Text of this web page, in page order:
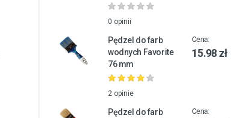
0 opinii
Pędzel do farb
wodnych Favorite
76 mm
2 opinie
Cena:
15.98 zł
Pędzel do farb
Cena: